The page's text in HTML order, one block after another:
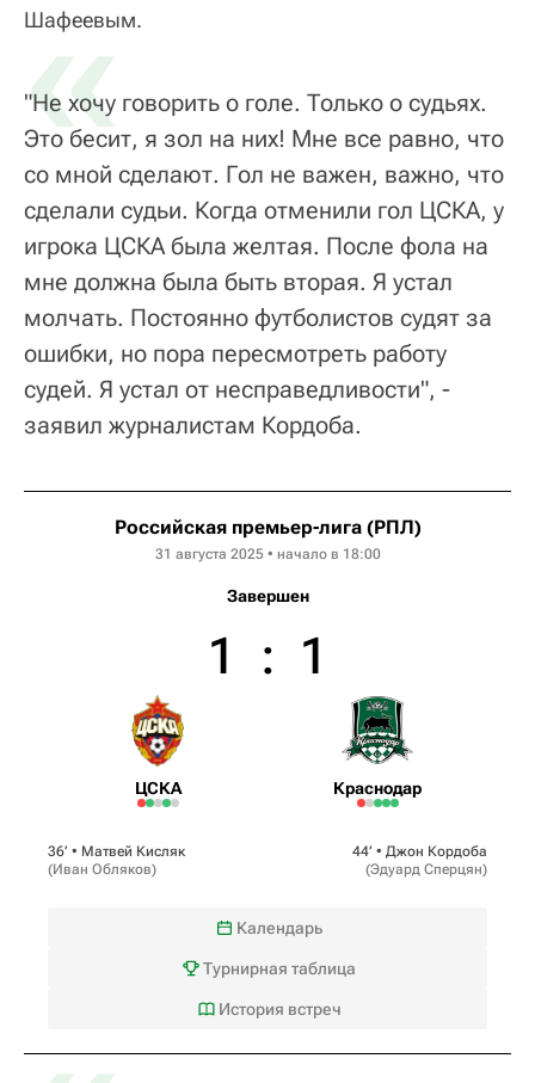
Шафеевым.
«
"Не хочу говорить о голе. Только о судьях.
Это бесит, я зол на них! Мне все равно, что
со мной сделают. Гол не важен, важно, что
сделали судьи. Когда отменили гол ЦСКА, у
игрока ЦСКА была желтая. После фола на
мне должна была быть вторая. Я устал
молчать. Постоянно футболистов судят за
ошибки, но пора пересмотреть работу
судей. Я устал от несправедливости", -
заявил журналистам Кордоба.
Российская премьер-лига (РПЛ)
31 августа 2025 • начало в 18:00
Завершен
ЦСКА
1 : 1
Краснодар
36‎’‎ • Матвей Кисляк
(Иван Обляков)
44‎’‎ • Джон Кордоба
(Эдуард Сперцян)
Календарь
Турнирная таблица
История встреч